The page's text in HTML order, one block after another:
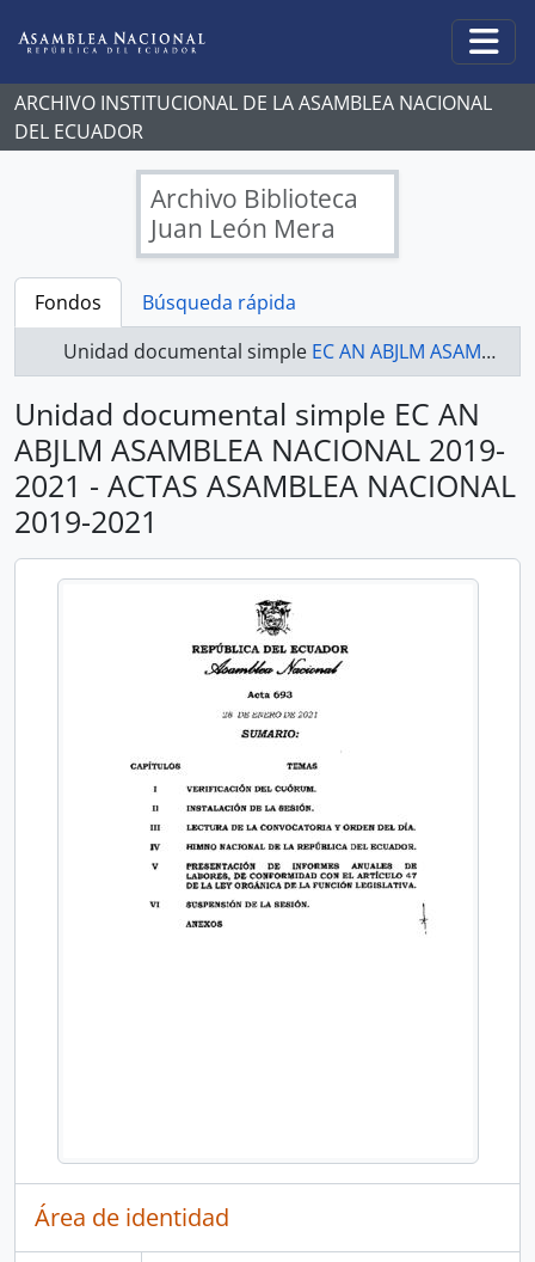
ARCHIVO INSTITUCIONAL DE LA ASAMBLEA NACIONAL
DEL ECUADOR
Archivo Biblioteca
Juan León Mera
Fondos
Búsqueda rápida
Unidad documental simple EC AN ABJLM ASAMBLEA NACIONAL 2019-2021 - ACTAS ASAMBLEA NACIONAL 2019-2021
Unidad documental simple EC AN
ABJLM ASAMBLEA NACIONAL 2019-
2021 - ACTAS ASAMBLEA NACIONAL
2019-2021
Área de identidad